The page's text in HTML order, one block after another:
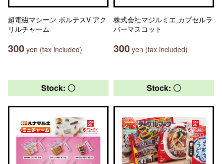
超電磁マシーン ボルテスV アク
リルチャーム
300 yen (tax included)
株式会社マジルミエ カプセルラ
バーマスコット
300 yen (tax included)
Stock: 〇 Stock: 〇